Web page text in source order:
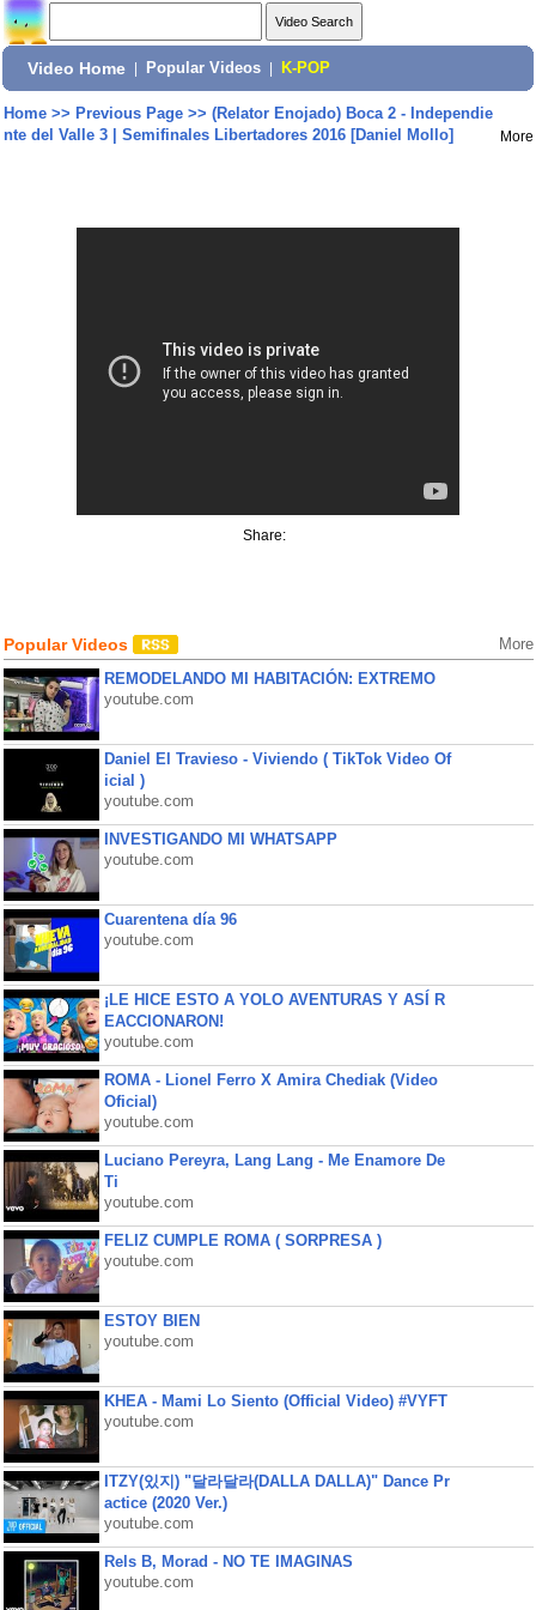
Video Home Popular Videos K-POP
Home>> Previous Page>> (Relator Enojado) Boca 2 - Independie
nte del Valle 3 | Semifinales Libertadores 2016 [Daniel Mollo]
More
Share:
Popular Videos More
REMODELANDO MI HABITACIÓN: EXTREMO
youtube.com
Daniel El Travieso - Viviendo ( TikTok Video Of
icial )
youtube.com
INVESTIGANDO MI WHATSAPP
youtube.com
Cuarentena día 96
youtube.com
¡LE HICE ESTO A YOLO AVENTURAS Y ASÍ R
EACCIONARON!
youtube.com
ROMA - Lionel Ferro X Amira Chediak (Video
Oficial)
youtube.com
Luciano Pereyra, Lang Lang - Me Enamore De
Ti
youtube.com
FELIZ CUMPLE ROMA ( SORPRESA )
youtube.com
ESTOY BIEN
youtube.com
KHEA - Mami Lo Siento (Official Video) #VYFT
youtube.com
ITZY(있지) "달라달라(DALLA DALLA)" Dance Pr
actice (2020 Ver.)
youtube.com
Rels B, Morad - NO TE IMAGINAS
youtube.com